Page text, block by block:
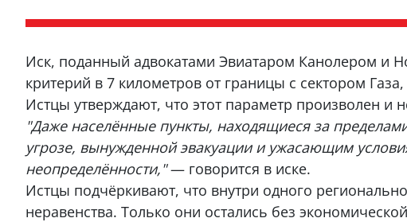
Иск, поданный адвокатами Эвиатаром Канолером и
критерий в 7 километров от границы с сектором
Истцы утверждают, что этот параметр произволен и
"Даже населённые пункты, находящиеся за
угрозе, вынужденной эвакуации и ужасающим
неопределённости,"— говорится в иске.
Истцы подчёркивают, что внутри одного
неравенства. Только они остались без